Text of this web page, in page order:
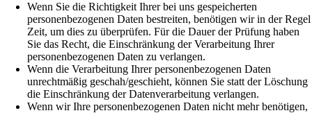
Wenn Sie die Richtigkeit Ihrer bei uns gespeicherten
personenbezogenen Daten bestreiten, benötigen wir in der Regel
Zeit, um dies zu überprüfen. Für die Dauer der Prüfung haben
Sie das Recht, die Einschränkung der Verarbeitung Ihrer
personenbezogenen Daten zu verlangen.
Wenn die Verarbeitung Ihrer personenbezogenen Daten
unrechtmäßig geschah/geschieht, können Sie statt der Löschung
die Einschränkung der Datenverarbeitung verlangen.
Wenn wir Ihre personenbezogenen Daten nicht mehr benötigen,